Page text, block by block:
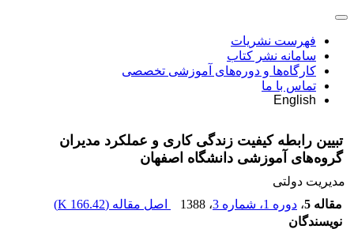
فهرست نشریات
سامانه نشر کتاب
کارگاه‌ها و دوره‌های آموزشی تخصصی
تماس با ما
English
تبیین رابطه کیفیت زندگی کاری و عملکرد مدیران
گروه‌های آموزشی دانشگاه اصفهان
مدیریت دولتی
مقاله 5
، دوره 1، شماره 3 ، 1388 اصل مقاله (166.42 K
)
نویسندگان